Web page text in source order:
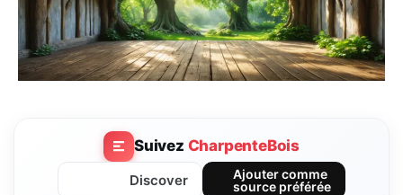
Suivez CharpenteBois
Discover
Ajouter comme
source préférée